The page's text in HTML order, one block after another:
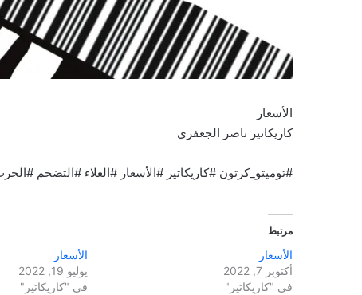
الأسعار
كاريكاتير ناصر الجعفري
#توميتو_كرتون #كاريكاتير #الأسعار #الغلاء #التضخم
مرتبط
الأسعار
أكتوبر 7, 2022
في "كاريكاتير"
الأسعار
يوليو 19, 2022
في "كاريكاتير"